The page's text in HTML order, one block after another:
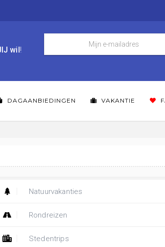
wil !
DAGAANBIEDINGEN VAKANTIE
Natuurvakanties
Rondreizen
Stedentrips